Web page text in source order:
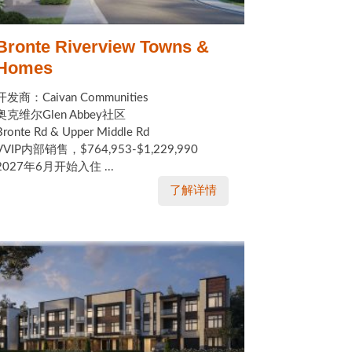
Riverview Towns &
发商：Caivan Communities
克维尔Glen Abbey社区
Rd & Upper Middle Rd
内部销售，$764,953-$1,229,990
年6月开始入住 ...
了解详情